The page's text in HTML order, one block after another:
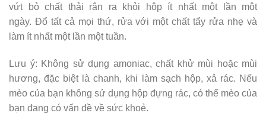
vứt bỏ chất thải rắn ra khỏi hộp ít nhất một lần một
ngày. Đổ tất cả mọi thứ, rửa với một chất tẩy rửa nhẹ và
làm ít nhất một lần một tuần.
Lưu ý: Không sử dụng amoniac, chất khử mùi hoặc mùi
hương, đặc biệt là chanh, khi làm sạch hộp, xả rác. Nếu
mèo của bạn không sử dụng hộp đựng rác, có thể mèo của
bạn đang có vấn đề về sức khoẻ.